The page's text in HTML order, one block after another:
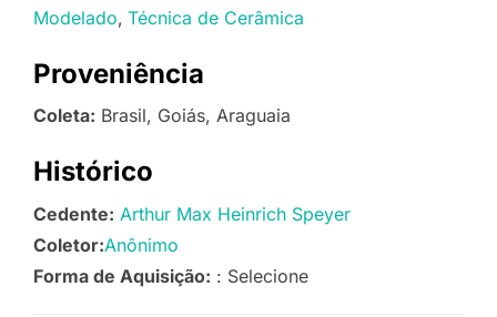
Modelado Técnica de Cerâmica
Proveniência
Coleta: Brasil, Goiás, Araguaia
Histórico
Cedente: Arthur Max Heinrich Speyer
Coletor:Anônimo
Forma de Aquisição: : Selecione